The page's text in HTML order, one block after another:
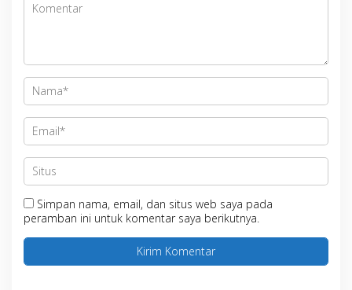
Simpan nama, email, dan situs web saya pada
peramban ini untuk komentar saya berikutnya.